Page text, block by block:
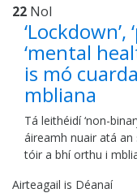
22 Nol
‘Lockdown’,
‘mental
is mó
mbliana
Tá leithéidí ‘non-
áireamh nuair atá
tóir a bhí orthu i
Airteagail is Déanaí